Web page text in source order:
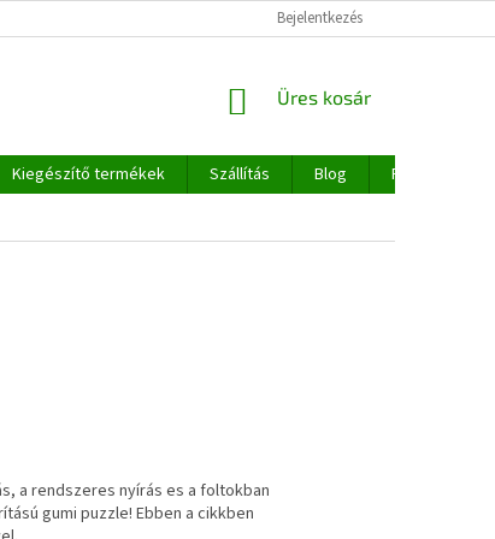
Bejelentkezés
KOSÁR
Üres kosár
Kiegészítő termékek Szállítás Blog
Rólunk
a rendszeres nyírás es a foltokban
gumi puzzle! Ebben a cikkben